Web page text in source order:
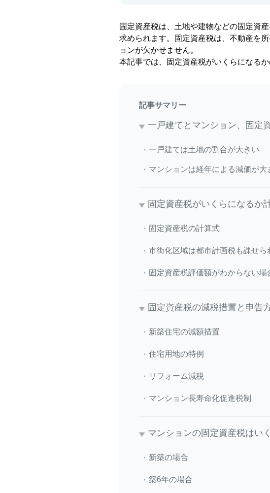
固定資産税は、土地や建物などの固定資
求められます。固定資産税は、不動産を
ョンが欠かせません。
本記事では、固定資産税がいくらになる
記事サマリー
一戸建てとマンション、固定
一戸建ては土地の割合が大きい
マンションは経年による減価が大
固定資産税がいくらになるか
固定資産税の計算式
市街化区域は都市計画税も課せら
固定資産税評価額がわからない場
固定資産税の減税措置と申告
新築住宅の減額措置
住宅用地の特例
リフォーム減税
マンション長寿命化促進税制
マンションの固定資産税はい
新築の場合
築6年の場合